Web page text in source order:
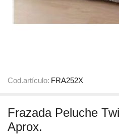
Cod.artículo: FRA252X
Frazada Peluche
Aprox.